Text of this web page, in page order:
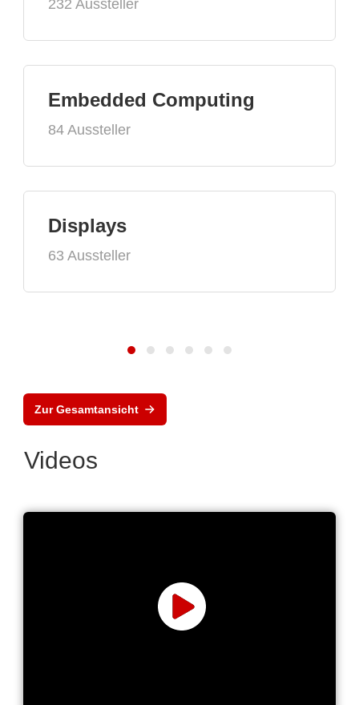
232 Aussteller
Embedded Computing
84 Aussteller
Displays
63 Aussteller
Zur Gesamtansicht
Videos